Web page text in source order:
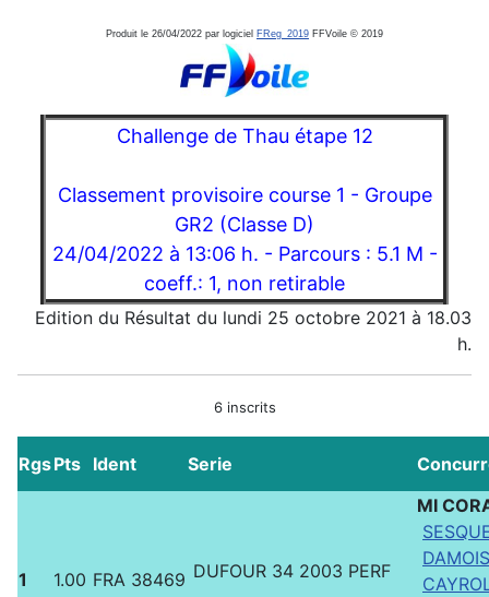
Produit le 26/04/2022 par logiciel FReg_2019 FFVoile © 2019
Challenge de Thau étape 12
Classement provisoire course 1 - Groupe
GR2 (Classe D)
24/04/2022 à 13:06 h. - Parcours : 5.1 M -
coeff.: 1, non retirable
Edition du Résultat du lundi 25 octobre 2021 à 18.03
h.
6 inscrits
RgsPts Ident Serie
1 1.00 FRA 38469 DUFOUR 34 2003 PERF
MI